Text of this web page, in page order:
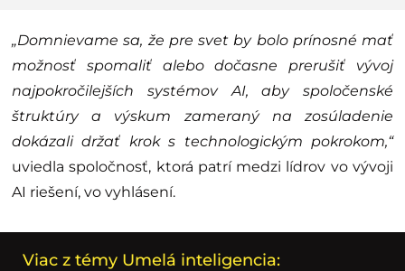
„Domnievame sa, že pre svet by bolo prínosné mať
možnosť spomaliť alebo dočasne prerušiť vývoj
najpokročilejších systémov AI, aby spoločenské
štruktúry a výskum zameraný na zosúladenie
dokázali držať krok s technologickým pokrokom,“
uviedla spoločnosť, ktorá patrí medzi lídrov vo vývoji
AI riešení, vo vyhlásení.
Viac z témy Umelá inteligencia: